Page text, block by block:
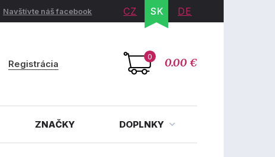
Navštívte náš facebook CZ SK DE
0 0.00 €
Registrácia
ZNAČKY DOPLNKY